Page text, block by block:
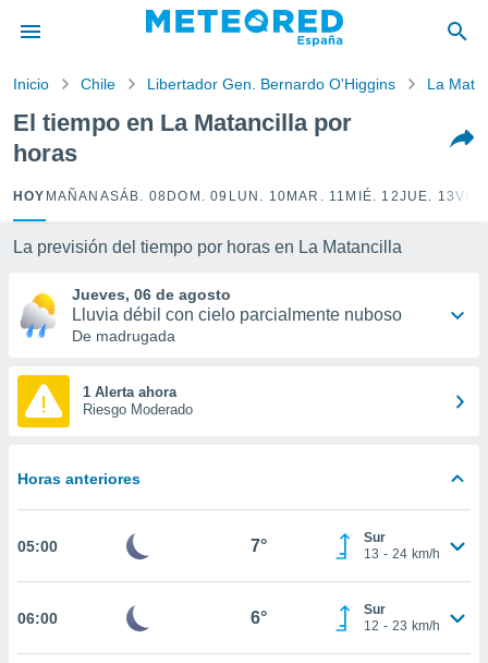
por
para
la
calidad.
a este
las
y
forma
basada
permite
seguir
coste.
botón
a la
Inicio Chile Libertador Gen. Bernardo O'Higgins La
El tiempo en La Matancilla por
horas
HOY MAÑANASÁB. 08 DOM. 09 LUN. 10 MAR. 11 MIÉ. 12JUE. 13VIE.
La previsión del tiempo por horas en La Matancilla
Jueves, 06 de agosto
Lluvia débil con cielo parcialmente nuboso
De madrugada
1 Alerta ahora
Riesgo Moderado
Horas anteriores
05:00 7°
Sur
13 - 24 km/h
06:00 6°
Sur
12 - 23 km/h